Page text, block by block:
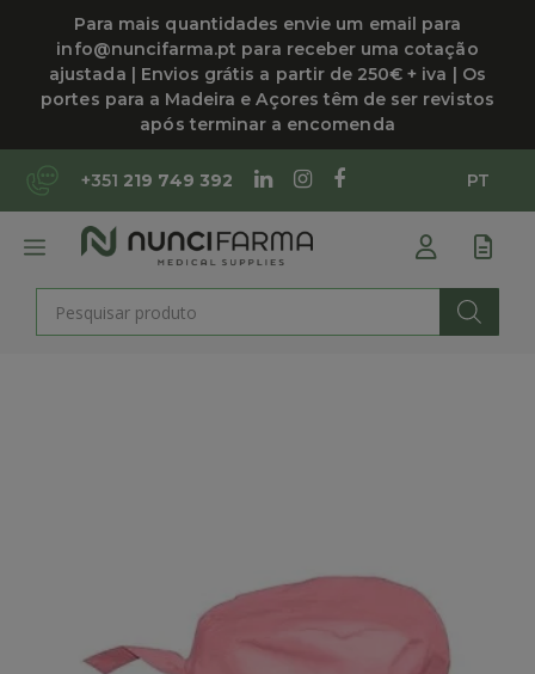
conteúdo
Para mais quantidades envie um email para
info@nuncifarma.pt para receber uma cotação
ajustada | Envios grátis a partir de 250€ + iva | Os
portes para a Madeira e Açores têm de ser revistos
após terminar a encomenda
+351 219 749 392 PT
MENU
Products
search